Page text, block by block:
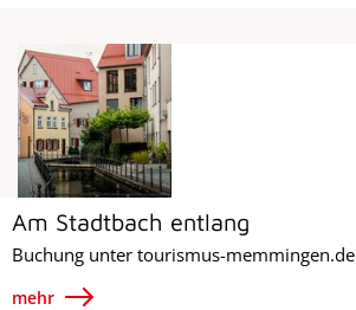
Am Stadtbach entlang
Buchung unter tourismus-memmingen.de
mehr